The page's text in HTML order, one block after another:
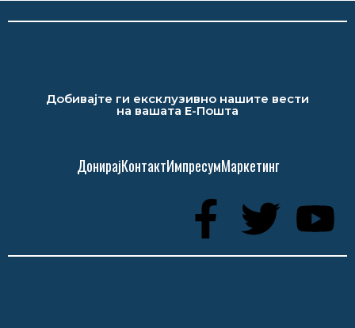
Добивајте ги ексклузивно нашите вести
на вашата Е-Пошта
ДонирајКонтактИмпресумМаркетинг